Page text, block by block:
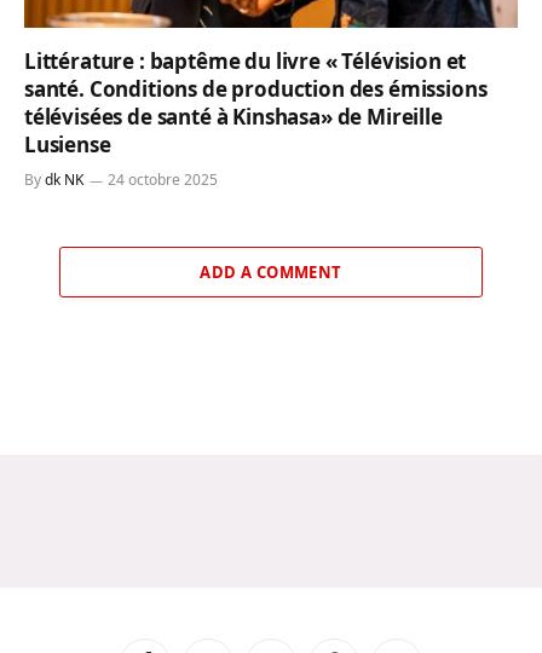
Littérature : baptême du livre « Télévision et
santé. Conditions de production des émissions
télévisées de santé à Kinshasa» de Mireille
Lusiense
Bydk NK 24 octobre 2025
ADD A COMMENT